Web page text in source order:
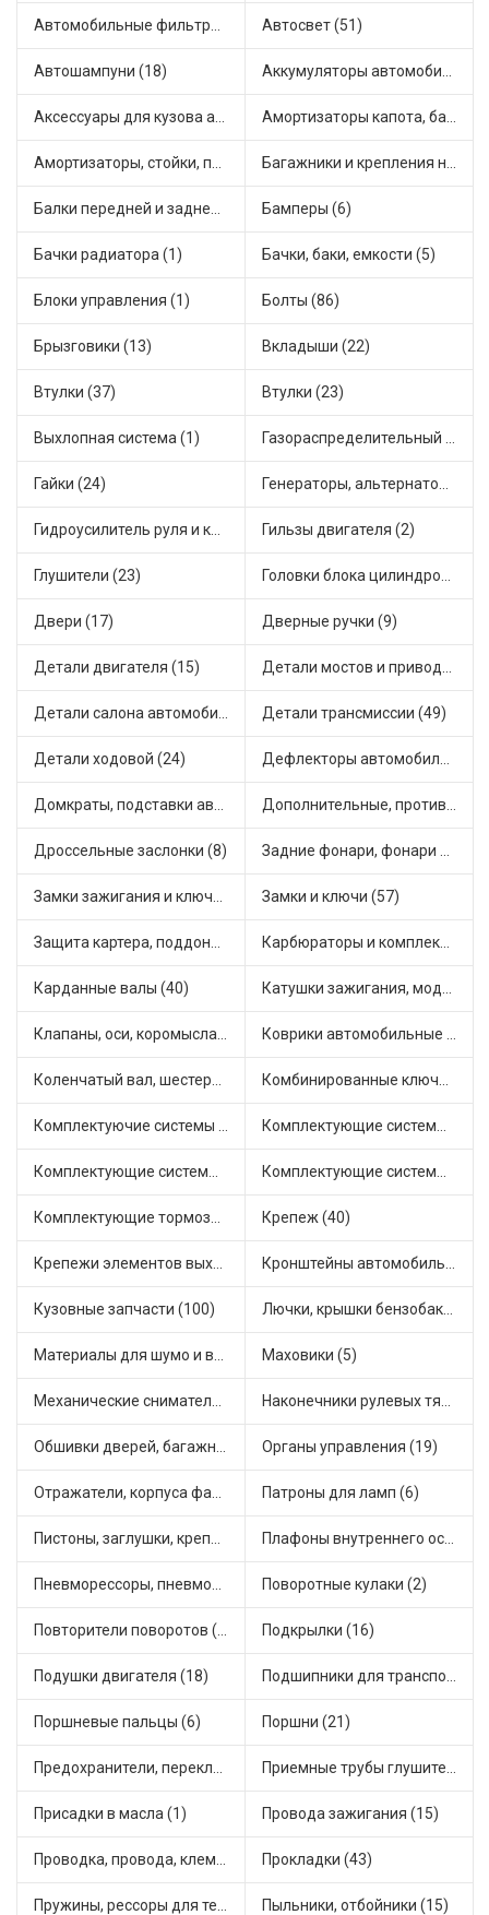
Автомобильные фильтры (1) Автосвет (51)
Автошампуни (18) Аккумуляторы автомобильные (3)
Аксессуары для кузова автомобиля (1) Амортизаторы капота, багажника (6)
Амортизаторы, стойки, подушки стоек (49) Багажники и крепления на крышу (2)
Балки передней и задней подвески (4) Бамперы (6)
Бачки радиатора (1) Бачки, баки, емкости (5)
Блоки управления (1) Болты (86)
Брызговики (13) Вкладыши (22)
Втулки (37) Втулки (23)
Выхлопная система (1) Газораспределительный механизм (2)
Гайки (24) Генераторы, альтернаторы и комплектующие (50)
Гидроусилитель руля и комплектующие (1) Гильзы двигателя (2)
Глушители (23) Головки блока цилиндров (2)
Двери (17) Дверные ручки (9)
Детали двигателя (15) Детали мостов и привода трансмиссии (71)
Детали салона автомобиля (47) Детали трансмиссии (49)
Детали ходовой (24) Дефлекторы автомобильные (5)
Домкраты, подставки автомобильные (1) Дополнительные, противотуманные фары (2)
Дроссельные заслонки (8) Задние фонари, фонари видимости (7)
Замки зажигания и ключи (13) Замки и ключи (57)
Защита картера, поддона, КПП (4) Карбюраторы и комплектующие (32)
Карданные валы (40) Катушки зажигания, модули зажигания (7)
Клапаны, оси, коромысла (14) Коврики автомобильные (10)
Коленчатый вал, шестерни коленчатого вала (9) Комбинированные ключи (3)
Комплектуючие системы стеклоочистителя (11) Комплектующие системы выпуска отработавших газов (10)
Комплектующие системы отопления (33) Комплектующие системы питания (13)
Комплектующие тормозной системы (26) Крепеж (40)
Крепежи элементов выхлопной системы (6) Кронштейны автомобильные (4)
Кузовные запчасти (100) Лючки, крышки бензобака (6)
Материалы для шумо и виброизоляции (1) Маховики (5)
Механические сниматели (1) Наконечники рулевых тяг (37)
Обшивки дверей, багажника, потолков, накладки салона (37) Органы управления (19)
Отражатели, корпуса фар и фонарей (1) Патроны для ламп (6)
Пистоны, заглушки, крепежные элементы (14) Плафоны внутреннего освещения (1)
Пневморессоры, пневмоподушки (1) Поворотные кулаки (2)
Повторители поворотов (10) Подкрылки (16)
Подушки двигателя (18) Подшипники для транспорта (55)
Поршневые пальцы (6) Поршни (21)
Предохранители, переключатели, кнопки автомобильные (64) Приемные трубы глушителя (8)
Присадки в масла (1) Провода зажигания (15)
Проводка, провода, клеммы и разъемы (28) Прокладки (43)
Пружины, рессоры для техники (33) Пыльники, отбойники (15)